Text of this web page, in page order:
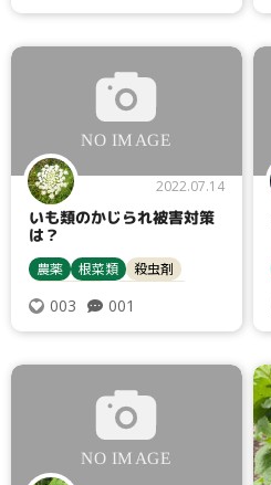
2022.07.14
いも類のかじられ被害対策
は？
農薬 根菜類
殺虫剤
003 001